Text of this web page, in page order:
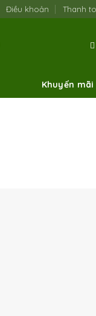
Điều khoản Thanh
Khuyến mãi